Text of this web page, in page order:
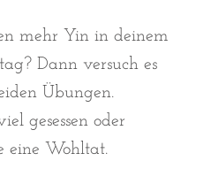
mehr Yin in deinem
Dann versuch es
Übungen.
gesessen oder
eine Wohltat.